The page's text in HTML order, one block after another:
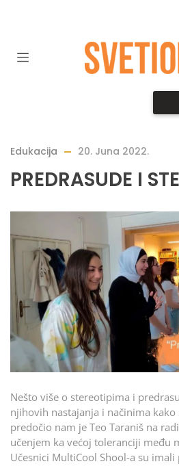
Edukacija 20. Juna 2022.
PREDRASUDE I
Nešto više o stereotipima i
njihovih nastajanja i načinima kako
predočio nam je Teo Taraniš na
učenjem ka većoj toleranciji među
Učesnici MultiCool Shool-a su